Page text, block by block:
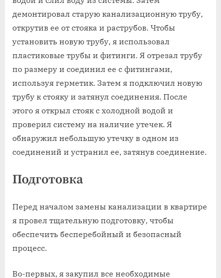
демонтировал старую канализационную трубу‚
открутив ее от стояка и раструбов. Чтобы
установить новую трубу‚ я использовал
пластиковые трубы и фитинги. Я отрезал трубу
по размеру и соединил ее с фитингами‚
используя герметик. Затем я подключил новую
трубу к стояку и затянул соединения. После
этого я открыл стояк с холодной водой и
проверил систему на наличие утечек. Я
обнаружил небольшую утечку в одном из
соединений и устранил ее‚ затянув соединение.
Подготовка
Перед началом замены канализации в квартире
я провел тщательную подготовку‚ чтобы
обеспечить бесперебойный и безопасный
процесс.
Во-первых‚ я закупил все необходимые